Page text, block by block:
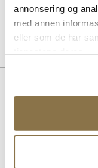
annonsering og
med annen
eller som de har
Produktdetaljer
Overdel: Nubuk skinn
For:Textil